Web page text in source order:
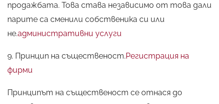
продажбата. Това става независимо от това дали
парите са сменили собственика си или
не.административни услуги
9. Принцип на същественост.Регистрация на
фирми
Принципът на същественост се отнася до